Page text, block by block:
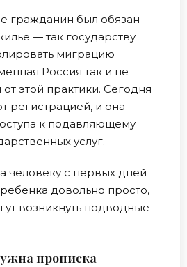
гражданин был обязан
— так государству
миграцию
Россия так и не
от этой практики. Сегодня
регистрацией, и она
к подавляющему
услуг.
человеку с первых дней
довольно просто,
возникнуть подводные
прописка